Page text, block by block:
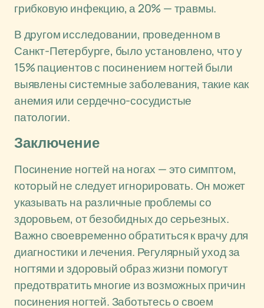
грибковую инфекцию, а 20% — травмы.
В другом исследовании, проведенном в
Санкт-Петербурге, было установлено, что у
15% пациентов с посинением ногтей были
выявлены системные заболевания, такие как
анемия или сердечно-сосудистые
патологии.
Заключение
Посинение ногтей на ногах — это симптом,
который не следует игнорировать. Он может
указывать на различные проблемы со
здоровьем, от безобидных до серьезных.
Важно своевременно обратиться к врачу для
диагностики и лечения. Регулярный уход за
ногтями и здоровый образ жизни помогут
предотвратить многие из возможных причин
посинения ногтей. Заботьтесь о своем